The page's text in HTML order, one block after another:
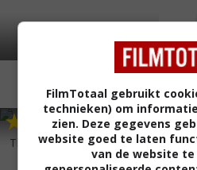
The Andromeda Strain (2008)
FilmTotaal gebruikt
technieken) om
zien. Deze gegevens
website goed te laten
van de website te